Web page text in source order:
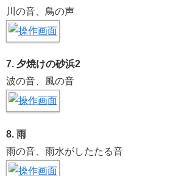
川の音、鳥の声
7. 夕焼けの砂浜2
波の音、風の音
8. 雨
雨の音、雨水がしたたる音